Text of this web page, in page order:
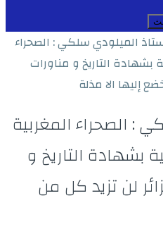
الميلودي سلكي : الصحراء
التاريخ و مناورات
إليها الا مذلة
: الصحراء المغربية
التاريخ و
لن تزيد كل من